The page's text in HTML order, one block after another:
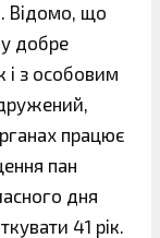
Відомо, що
добре
і з особовим
працює
пан
дня
41 рік.